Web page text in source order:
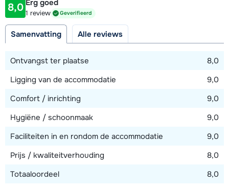
Afstand tot piste
1000 meter
8,0 Erg goed
1 review Geverifieerd
Samenvatting Alle reviews
Ontvangst ter plaatse
8,0
Ligging van de accommodatie
9,0
Comfort / inrichting
9,0
Hygiëne / schoonmaak
9,0
Faciliteiten in en rondom de accommodatie
9,0
Prijs / kwaliteitverhouding
8,0
Totaaloordeel
8,0